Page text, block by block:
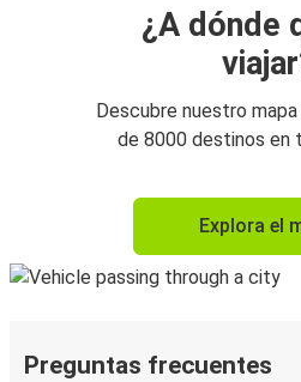
¿A dónde
Descubre nuestro
de 8000 destinos en
Explora el
Preguntas frecuentes